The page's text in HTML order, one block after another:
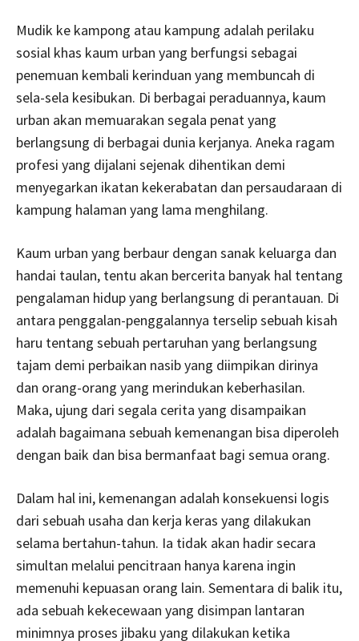
Mudik ke kampong atau kampung adalah perilaku
sosial khas kaum urban yang berfungsi sebagai
penemuan kembali kerinduan yang membuncah di
sela-sela kesibukan. Di berbagai peraduannya, kaum
urban akan memuarakan segala penat yang
berlangsung di berbagai dunia kerjanya. Aneka ragam
profesi yang dijalani sejenak dihentikan demi
menyegarkan ikatan kekerabatan dan persaudaraan di
kampung halaman yang lama menghilang.
Kaum urban yang berbaur dengan sanak keluarga dan
handai taulan, tentu akan bercerita banyak hal tentang
pengalaman hidup yang berlangsung di perantauan. Di
antara penggalan-penggalannya terselip sebuah kisah
haru tentang sebuah pertaruhan yang berlangsung
tajam demi perbaikan nasib yang diimpikan dirinya
dan orang-orang yang merindukan keberhasilan.
Maka, ujung dari segala cerita yang disampaikan
adalah bagaimana sebuah kemenangan bisa diperoleh
dengan baik dan bisa bermanfaat bagi semua orang.
Dalam hal ini, kemenangan adalah konsekuensi logis
dari sebuah usaha dan kerja keras yang dilakukan
selama bertahun-tahun. Ia tidak akan hadir secara
simultan melalui pencitraan hanya karena ingin
memenuhi kepuasan orang lain. Sementara di balik itu,
ada sebuah kekecewaan yang disimpan lantaran
minimnya proses jibaku yang dilakukan ketika